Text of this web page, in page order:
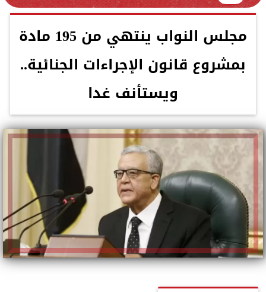
مجلس النواب ينتهي من 195 مادة
بمشروع قانون الإجراءات الجنائية..
ويستأنف غدا